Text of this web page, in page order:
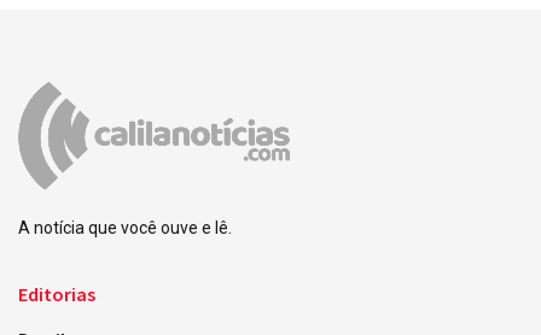
A notícia que você ouve e lê.
Editorias